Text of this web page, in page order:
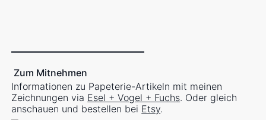
Zum Mitnehmen
Informationen zu Papeterie-Artikeln mit meinen
Zeichnungen via Esel + Vogel + Fuchs. Oder gleich
anschauen und bestellen bei Etsy.